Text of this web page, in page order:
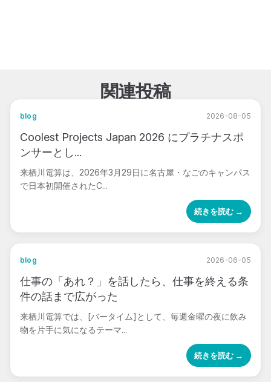
関連投稿
blog 2026-08-05
Coolest Projects Japan 2026 にプラチナスポ
ンサーとし...
来栖川電算は、2026年3月29日に名古屋・なごのキャンパス
で日本初開催されたC...
続きを読む →
blog 2026-06-05
仕事の「あれ？」を話したら、仕事を終える条
件の話まで広がった
来栖川電算では、[バータイム]として、毎週金曜の夜に飲み
物を片手に気になるテーマ...
続きを読む →